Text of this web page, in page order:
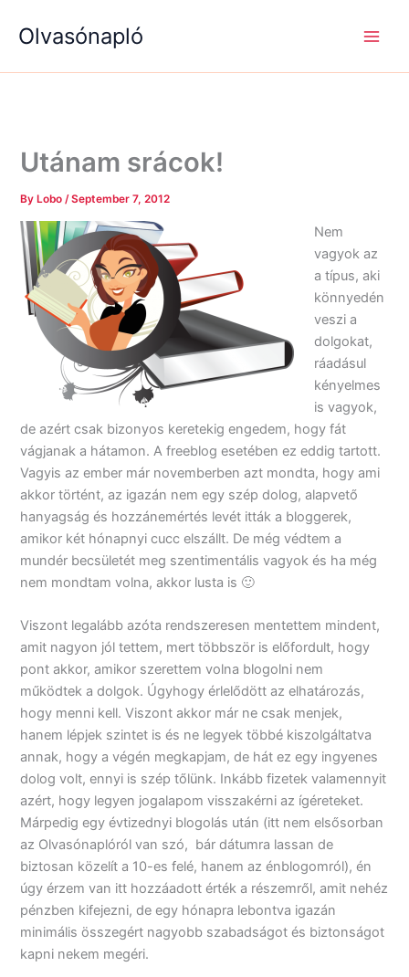
Olvasónapló
Utánam srácok!
By Lobo/September 7, 2012
Nem
vagyok az
a típus, aki
könnyedén
veszi a
dolgokat,
ráadásul
kényelmes
is vagyok,
de azért csak bizonyos keretekig engedem, hogy fát
vágjanak a hátamon. A freeblog esetében ez eddig tartott.
Vagyis az ember már novemberben azt mondta, hogy ami
akkor történt, az igazán nem egy szép dolog, alapvető
hanyagság és hozzánemértés levét itták a bloggerek,
amikor két hónapnyi cucc elszállt. De még védtem a
mundér becsületét meg szentimentális vagyok és ha még
nem mondtam volna, akkor lusta is 🙂
Viszont legalább azóta rendszeresen mentettem mindent,
amit nagyon jól tettem, mert többször is előfordult, hogy
pont akkor, amikor szerettem volna blogolni nem
működtek a dolgok. Úgyhogy érlelődött az elhatározás,
hogy menni kell. Viszont akkor már ne csak menjek,
hanem lépjek szintet is és ne legyek többé kiszolgáltatva
annak, hogy a végén megkapjam, de hát ez egy ingyenes
dolog volt, ennyi is szép tőlünk. Inkább fizetek valamennyit
azért, hogy legyen jogalapom visszakérni az ígéreteket.
Márpedig egy évtizednyi blogolás után (itt nem elsősorban
az Olvasónaplóról van szó, bár dátumra lassan de
biztosan közelít a 10-es felé, hanem az énblogomról), én
úgy érzem van itt hozzáadott érték a részemről, amit nehéz
pénzben kifejezni, de egy hónapra lebontva igazán
minimális összegért nagyobb szabadságot és biztonságot
kapni nekem megéri.
e
a
é
g
k
é
g
k